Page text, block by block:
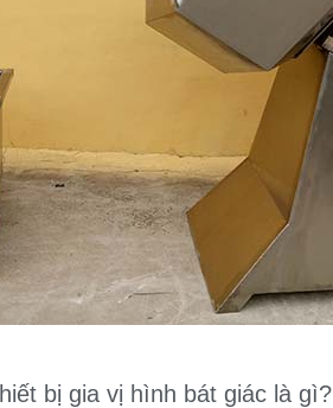
bị gia vị hình bát giác là gì?